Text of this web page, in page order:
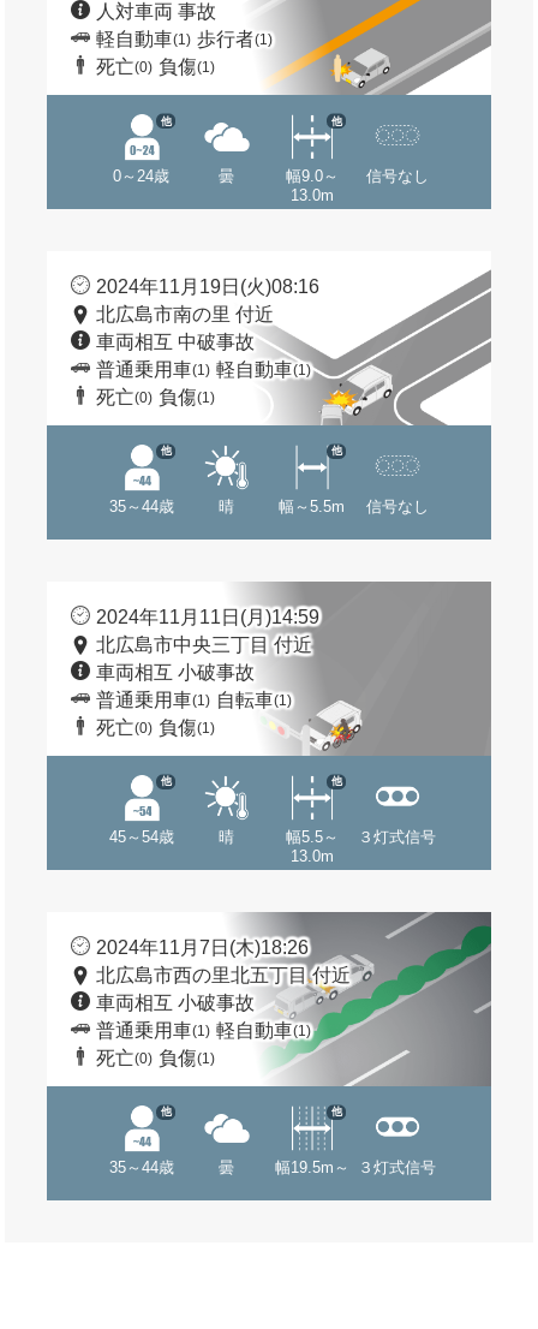
人対車両 事故
軽自動車(1) 歩行者(1)
死亡(0) 負傷(1)
0～24歳
他
曇
幅9.0～
13.0m
他
信号なし
2024年11月19日(火)08:16
北広島市南の里 付近
車両相互 中破事故
普通乗用車(1) 軽自動車(1)
死亡(0) 負傷(1)
35～44歳
他
晴 幅～5.5m
他
信号なし
2024年11月11日(月)14:59
北広島市中央三丁目 付近
車両相互 小破事故
普通乗用車(1) 自転車(1)
死亡(0) 負傷(1)
45～54歳
他
晴
幅5.5～
13.0m
他
３灯式信号
2024年11月7日(木)18:26
北広島市西の里北五丁目 付近
車両相互 小破事故
普通乗用車(1) 軽自動車(1)
死亡(0) 負傷(1)
35～44歳
他
曇 幅19.5m～
他
３灯式信号